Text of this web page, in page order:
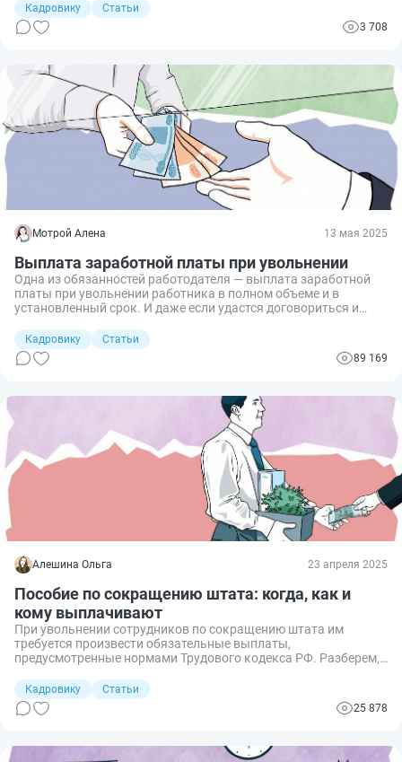
Кадровику
Статьи
3 708
Мотрой Алена 13 мая 2025
Выплата заработной платы при увольнении
Одна из обязанностей работодателя — выплата заработной
платы при увольнении работника в полном объеме и в
установленный срок. И даже если удастся договориться и
могут оштрафовать за нарушение закона.
Кадровику
Статьи
89 169
Алешина Ольга 23 апреля 2025
Пособие по сокращению штата: когда, как и
кому выплачивают
При увольнении сотрудников по сокращению штата им
требуется произвести обязательные выплаты,
предусмотренные нормами Трудового кодекса РФ. Разберем,
Кадровику
Статьи
25 878